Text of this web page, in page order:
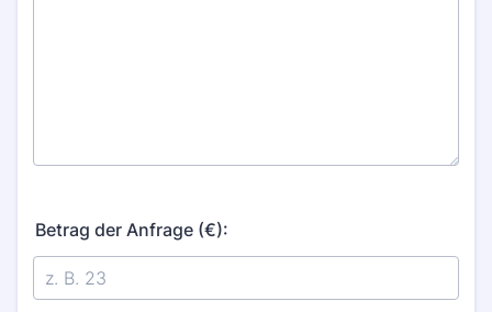
Betrag der Anfrage (€):